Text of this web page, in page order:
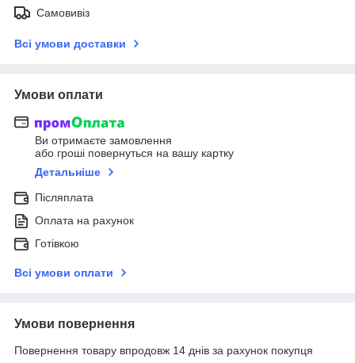
Самовивіз
Всі умови доставки
Умови оплати
Ви отримаєте замовлення
або гроші повернуться на вашу картку
Детальніше
Післяплата
Оплата на рахунок
Готівкою
Всі умови оплати
Умови повернення
Повернення товару впродовж 14 днів за рахунок покупця